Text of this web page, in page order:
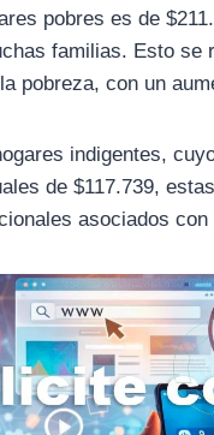
pobres es de
familias. Esto
pobreza, con un
indigentes,
de $117.739,
asociados